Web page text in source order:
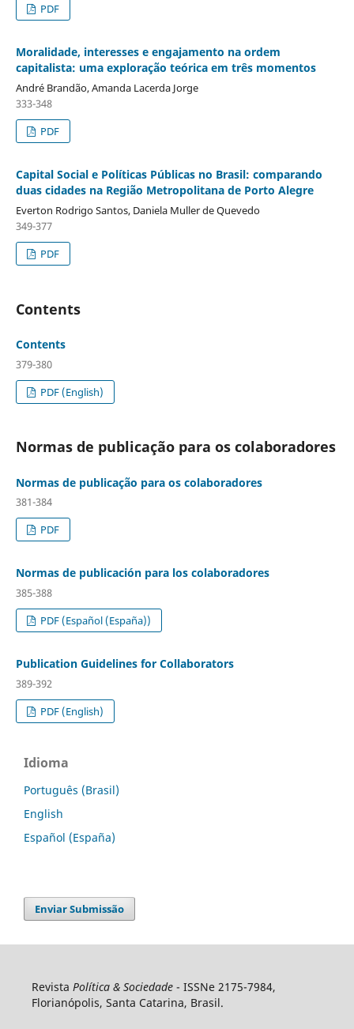
PDF
Moralidade, interesses e engajamento na ordem
capitalista: uma exploração teórica em três momentos
André Brandão, Amanda Lacerda Jorge
333-348
PDF
Capital Social e Políticas Públicas no Brasil: comparando
duas cidades na Região Metropolitana de Porto Alegre
Everton Rodrigo Santos, Daniela Muller de Quevedo
349-377
PDF
Contents
Contents
379-380
PDF (English)
Normas de publicação para os colaboradores
Normas de publicação para os colaboradores
381-384
PDF
Normas de publicación para los colaboradores
385-388
PDF (Español (España))
Publication Guidelines for Collaborators
389-392
PDF (English)
Idioma
Português (Brasil)
English
Español (España)
Enviar Submissão
Revista Política & Sociedade- ISSNe 2175-7984,
Florianópolis, Santa Catarina, Brasil.